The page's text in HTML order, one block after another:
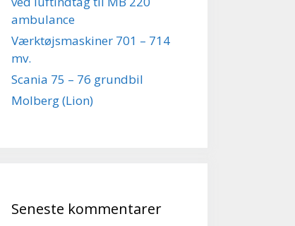
ambulance
Værktøjsmaskiner 701 – 714
mv.
Scania 75 – 76 grundbil
Molberg (Lion)
Seneste kommentarer